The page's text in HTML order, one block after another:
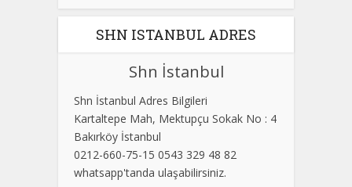
SHN ISTANBUL ADRES
Shn İstanbul
Shn İstanbul Adres Bilgileri
Kartaltepe Mah, Mektupçu Sokak No : 4
Bakırköy İstanbul
0212-660-75-15 0543 329 48 82
whatsapp'tanda ulaşabilirsiniz.